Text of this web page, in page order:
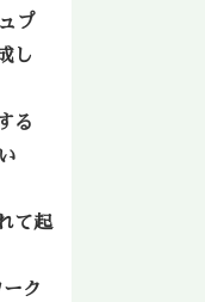
プ
し
る
て起
ク